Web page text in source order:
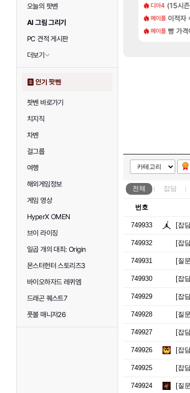
오늘의 팟벤
AI 그림 그리기
PC 견적 게시판
더보기
인기 팟벤
팟벤 바로가기
치지직
차벤
걸그룹
여행
해외게임정보
게임 영상
HyperX OMEN
브이 라이징
일곱 개의 대죄: Origin
몬스터헌터 스토리즈3
바이오하자드 레퀴엠
드래곤 퀘스트7
풋볼 매니저26
투력컷 [35]
용 17번 터짐 [76]
디아4 (15시
메이플 이적자
메이플 빵 가격
트 때는 로비에 온라인 기능이 있는데
2판 ‘몬헌 와일즈’, 30~40fps 목표 추정
비스트 쿠를
리싱크드 리
비스트 비스
전체 잡담
번호
749933 [잡
749932 [잡
749931 [질
749930 [잡
749929 [잡
749928 [질
749927 [잡
749926 [잡
749925 [잡
749924 [질